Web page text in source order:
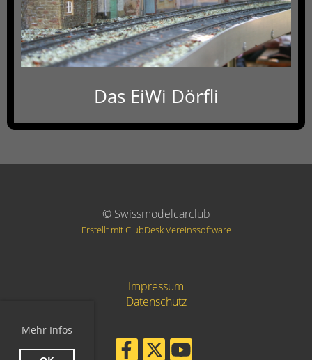
Mehr Infos
Das EiWi Dörfli
© Swissmodelcarclub
Erstellt mit ClubDesk Vereinssoftware
Impressum
Datenschutz